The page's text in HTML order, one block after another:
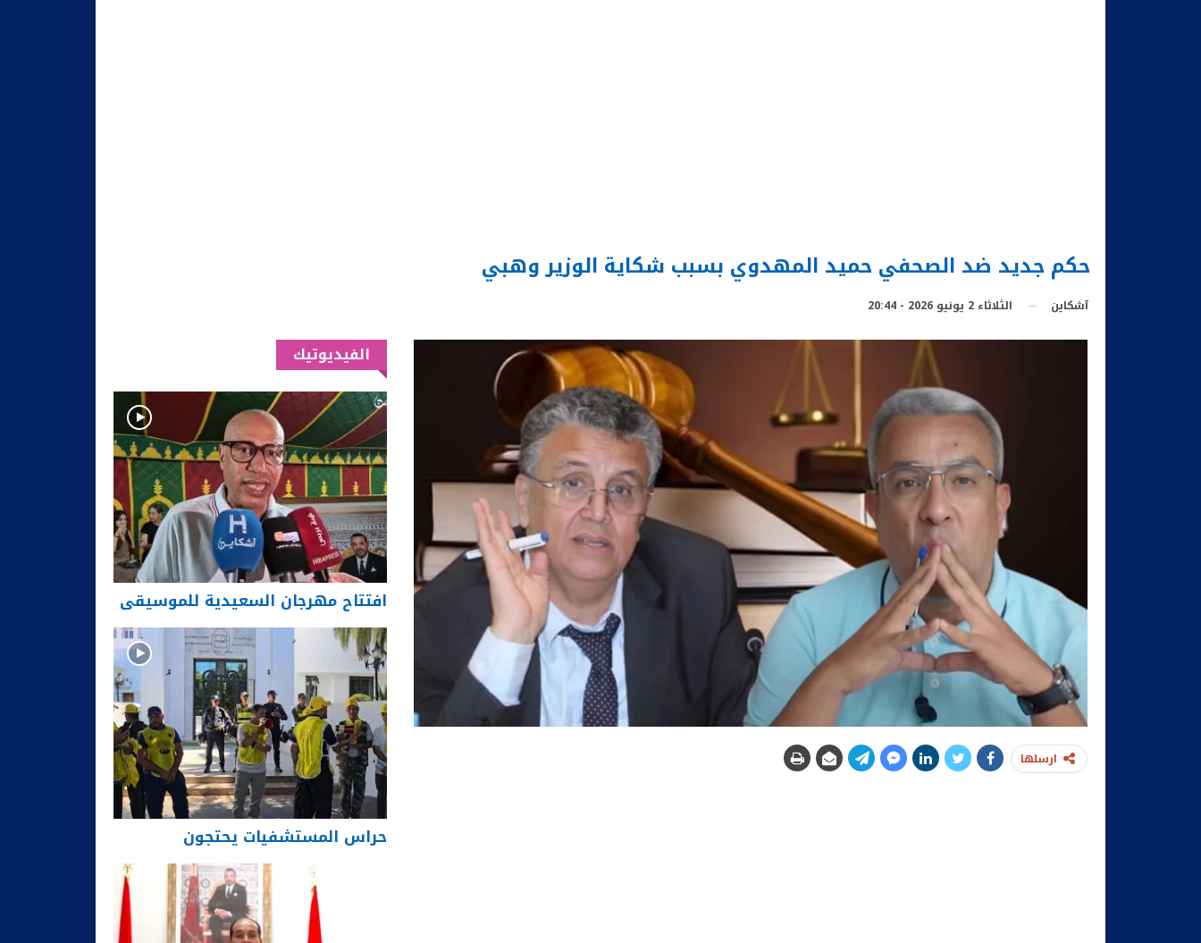
حكم جديد ضد الصحفي حميد المهدوي بسبب شكاية الوزير وهبي
آشكاين الثلاثاء 2 يونيو 2026 - 20:44
ارسلها
الفيديوتيك
افتتاح مهرجان السعيدية للموسيقى
حراس المستشفيات يحتجون